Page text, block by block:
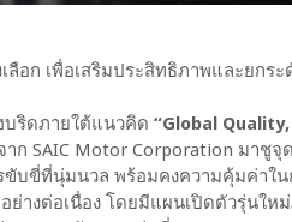
ลือก เพื่อเสริมประสิทธิภาพและยกร
บริดภายใต้แนวคิด “Global
าก SAIC Motor Corporation มาชู
บขี่ที่นุ่มนวล พร้อมคงความคุ้มค่าใน
างต่อเนื่อง โดยมีแผนเปิดตัวรุ่นให